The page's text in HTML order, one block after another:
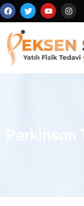
Parkinson